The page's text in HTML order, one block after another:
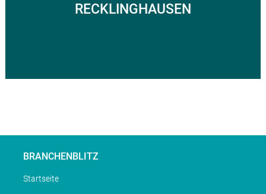
RECKLINGHAUSEN
BRANCHENBLITZ
Startseite